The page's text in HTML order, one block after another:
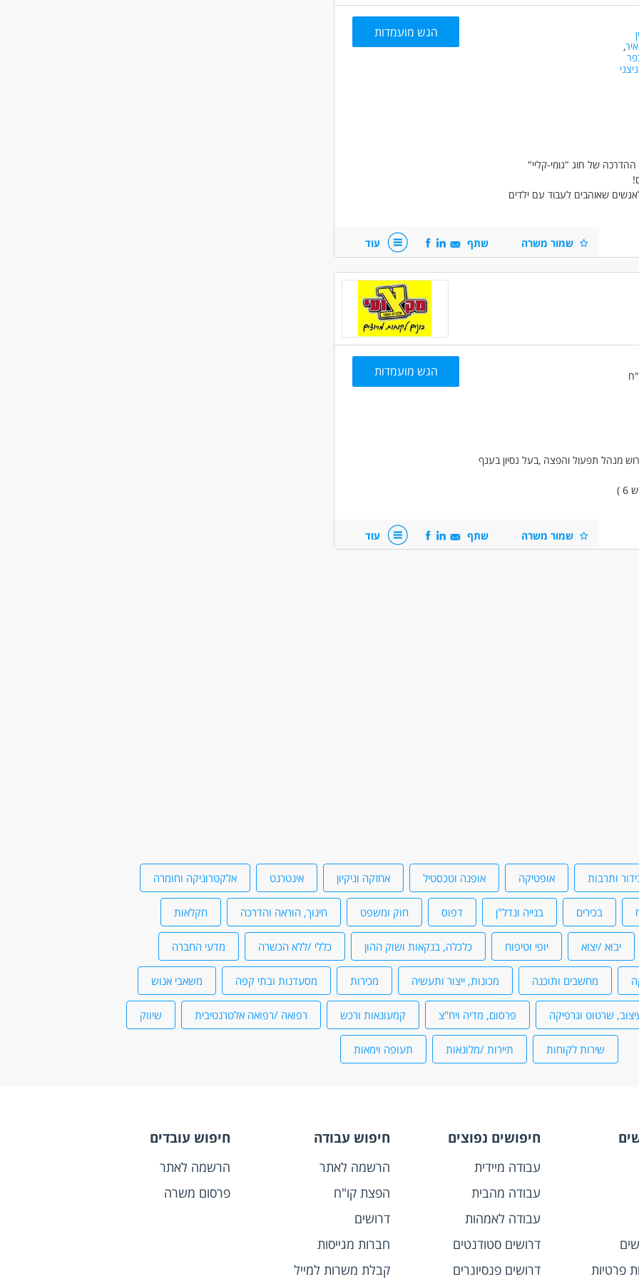
מיידית
הגש מועמדות
,
ניצני
של חוג "גומי-קליי"
שאוהבים לעבוד עם ילדים
בחודשי הקיץ
שמור משרה שתף עוד
הגש מועמדות
מנהל תפעול והפצה ,בעל נסיון בענף
)
שמור משרה שתף עוד
ותרבות אופטיקה אופנה וטכסטיל אחזקה וניקיון אינטרנט אלקטרוניקה וחומרה
בכירים בנייה ונדל"ן דפוס חוק ומשפט חינוך, הוראה והדרכה חקלאות
יבוא /יצוא יופי וטיפוח כלכלה, בנקאות ושוק ההון כללי /ללא הכשרה מדעי החברה
מחשבים ותוכנה מכונות, ייצור ותעשיה מכירות מסעדנות ובתי קפה משאבי אנוש
שרטוט וגרפיקה פרסום, מדיה ויח"צ קמעונאות ורכש רפואה /רפואה אלטרנטיבית שיווק
שירות לקוחות תיירות /מלונאות תעופה וימאות
פרטיות
חיפושים נפוצים
עבודה מיידית
עבודה מהבית
עבודה לאמהות
דרושים סטודנטים
דרושים פנסיונרים
חיפוש עבודה
הרשמה לאתר
הפצת קו"ח
דרושים
חברות מגייסות
קבלת משרות למייל
חיפוש עובדים
הרשמה לאתר
פרסום משרה